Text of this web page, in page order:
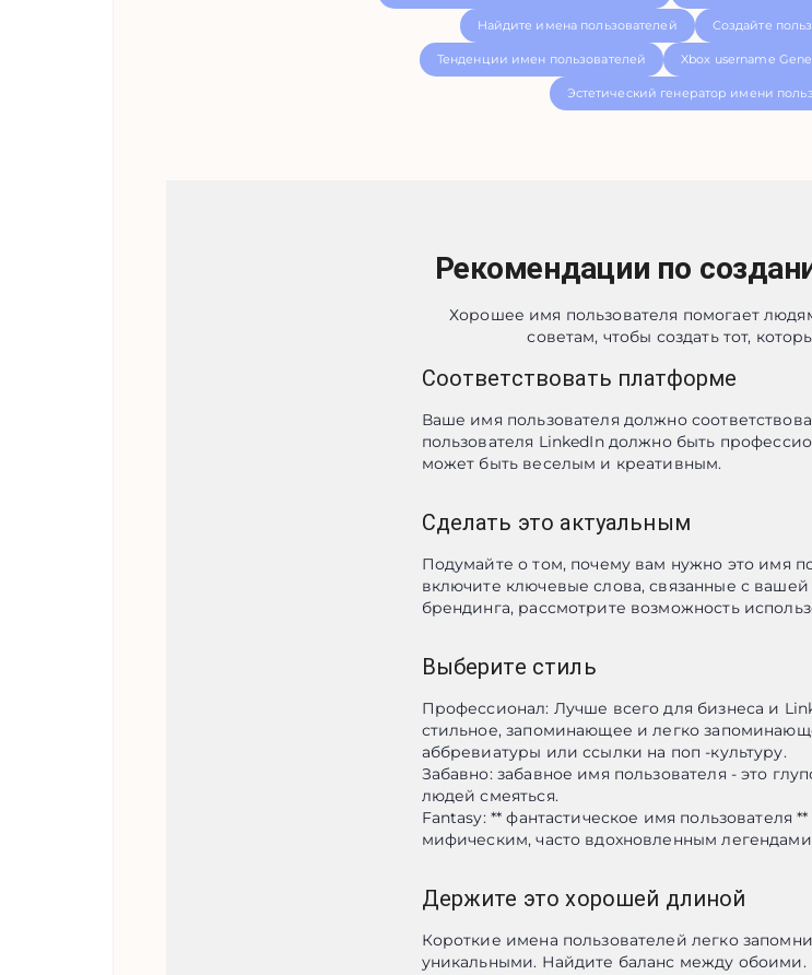
Найдите имена пользователей Создайте
Тенденции имен пользователей Xbox username
Эстетический генератор имени
Рекомендации по
Хорошее имя пользователя помогает
советам, чтобы создать тот,
Соответствовать платформе
Ваше имя пользователя должно
пользователя LinkedIn должно быть
может быть веселым и креативным.
Сделать это актуальным
Подумайте о том, почему вам нужно это имя
включите ключевые слова, связанные с
брендинга, рассмотрите возможность
Выберите стиль
Профессионал: Лучше всего для бизнеса и
стильное, запоминающее и легко
аббревиатуры или ссылки на поп -культуру.
Забавно: забавное имя пользователя - это
людей смеяться.
Fantasy: ** фантастическое имя пользователя
мифическим, часто вдохновленным
Держите это хорошей длиной
Короткие имена пользователей легко
уникальными. Найдите баланс между обоими.